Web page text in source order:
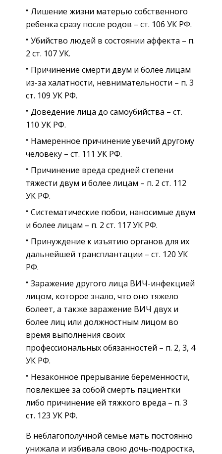
Лишение жизни матерью собственного
ребенка сразу после родов – ст. 106 УК РФ.
Убийство людей в состоянии аффекта – п.
2 ст. 107 УК.
Причинение смерти двум и более лицам
из-за халатности, невнимательности – п. 3
ст. 109 УК РФ.
Доведение лица до самоубийства – ст.
110 УК РФ.
Намеренное причинение увечий другому
человеку – ст. 111 УК РФ.
Причинение вреда средней степени
тяжести двум и более лицам – п. 2 ст. 112
УК РФ.
Систематические побои, наносимые двум
и более лицам – п. 2 ст. 117 УК РФ.
Принуждение к изъятию органов для их
дальнейшей трансплантации – ст. 120 УК
РФ.
Заражение другого лица ВИЧ-инфекцией
лицом, которое знало, что оно тяжело
болеет, а также заражение ВИЧ двух и
более лиц или должностным лицом во
время выполнения своих
профессиональных обязанностей – п. 2, 3, 4
УК РФ.
Незаконное прерывание беременности,
повлекшее за собой смерть пациентки
либо причинение ей тяжкого вреда – п. 3
ст. 123 УК РФ.
В неблагополучной семье мать постоянно
унижала и избивала свою дочь-подростка,